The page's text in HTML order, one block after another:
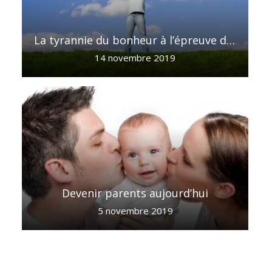
La tyrannie du bonheur à l’épreuve du divan
14 novembre 2019
Devenir parents aujourd’hui
5 novembre 2019